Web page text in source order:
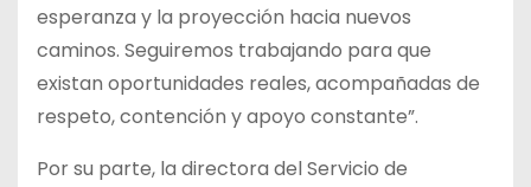
esperanza y la proyección hacia nuevos
caminos. Seguiremos trabajando para que
existan oportunidades reales, acompañadas de
respeto, contención y apoyo constante”.
Por su parte, la directora del Servicio de